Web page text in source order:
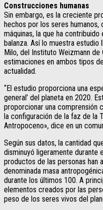
Construcciones humanas
Sin embargo, es la creciente
hechos por los seres
máquinas, la que ha
balanza. Así lo muestra
Milo, del Instituto Weizmann
estimaciones en ambos tipos
actualidad.
“El estudio proporciona una
general’ del planeta en 2020.
proporcionar una comprensión
la configuración de la faz de la
Antropoceno», dice en un
Según sus datos, la cantidad
disminuyó ligeramente durante
productos de las personas han
denominada masa
durante los últimos 100. A
elementos creados por las
peso de los seres vivos del